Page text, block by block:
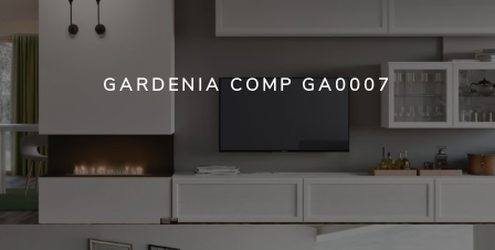
GARDENIA COMP GA0007